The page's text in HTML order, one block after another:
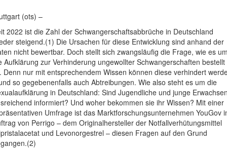
(ots) –
2022 ist die Zahl der Schwangerschaftsabbrüche in Deutschland
steigend.(1) Die Ursachen für diese Entwicklung sind anhand der
nicht bewertbar. Doch stellt sich zwangsläufig die Frage, wie es
Aufklärung zur Verhinderung ungewollter Schwangerschaften bestellt
Denn nur mit entsprechendem Wissen können diese verhindert
so gegebenenfalls auch Abtreibungen. Wie also steht es um die
in Deutschland: Sind Jugendliche und junge
informiert? Und woher bekommen sie ihr Wissen? Mit einer
Umfrage ist das Marktforschungsunternehmen YouGov
von Perrigo – dem Originalhersteller der Notfallverhütungsmittel
und Levonorgestrel – diesen Fragen auf den Grund